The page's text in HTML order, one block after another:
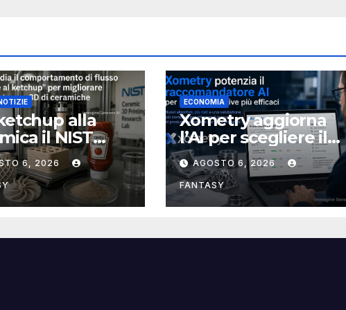
alla
il NIST
la reologia
più
la stampa
6, 2026
ECONOMIA
Xometry aggiorna
l’AI per scegliere il
processo produttivo
più adatto
AGOSTO 6, 2026
FANTASY